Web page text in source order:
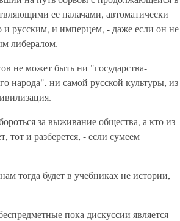
ее палачами, автоматически
и русским, и имперцем, - даже если он не
либералом.
не может быть ни "государства-
народа", ни самой русской культуры, из
за выживание общества, а кто из
и разберется, - если сумеем
тогда будет в учебниках не истории,
пока дискуссии является